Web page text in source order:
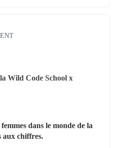
Wild Code School x
dans le monde de la
aux chiffres.